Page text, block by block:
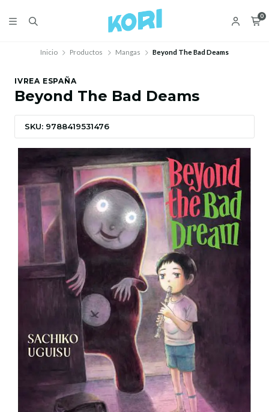
0
Inicio Productos Mangas Beyond The Bad Deams
IVREA ESPAÑA
Beyond The Bad Deams
SKU: 9788419531476